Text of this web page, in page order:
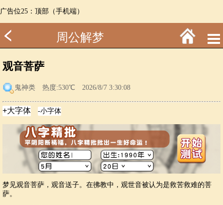
广告位25：顶部（手机端）
周公解梦
观音菩萨
鬼神类 热度:530℃ 2026/8/7 3:30:08
梦见观音菩萨，观音送子。在彿教中，观世音被认为是救苦救难的菩
萨。